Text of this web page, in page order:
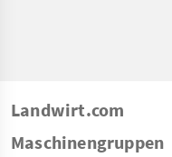
Landwirt.com
Maschinengruppen